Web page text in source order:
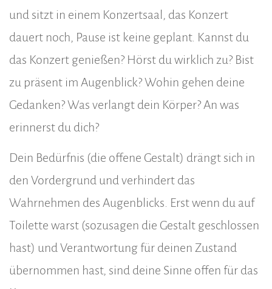
und sitzt in einem Konzertsaal, das Konzert
dauert noch, Pause ist keine geplant. Kannst du
das Konzert genießen? Hörst du wirklich zu? Bist
zu präsent im Augenblick? Wohin gehen deine
Gedanken? Was verlangt dein Körper? An was
erinnerst du dich?
Dein Bedürfnis (die offene Gestalt) drängt sich in
den Vordergrund und verhindert das
Wahrnehmen des Augenblicks. Erst wenn du auf
Toilette warst (sozusagen die Gestalt geschlossen
hast) und Verantwortung für deinen Zustand
übernommen hast, sind deine Sinne offen für das